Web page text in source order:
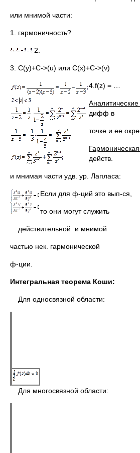
или мнимой части:
1. гармоничность?
2.
3. С(y)+С->(u) или C(x)+С->(v)
4.f(z) = …
дифф в
точке и ее
действ.
и мнимая части удв. ур. Лапласа:
Если для ф-ций это вып-ся,
то они могут служить
действительной и мнимой
частью нек. гармонической
ф-ции.
Интегральная теорема Коши:
Для односвязной области:
Для многосвязной области: